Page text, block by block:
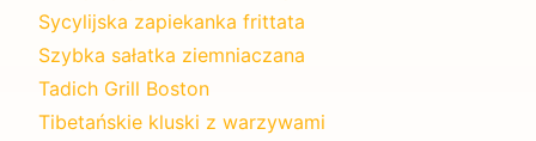
Sycylijska zapiekanka frittata
Szybka sałatka ziemniaczana
Tadich Grill Boston
Tibetańskie kluski z warzywami